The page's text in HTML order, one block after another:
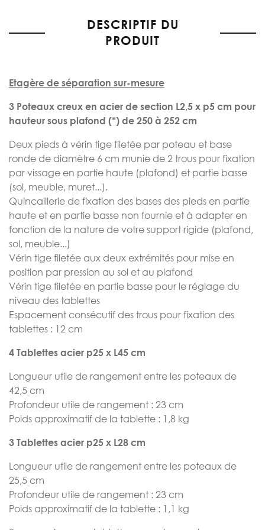
of
DESCRIPTIF DU
PRODUIT
Etagère de séparation sur-mesure
3 Poteaux creux en acier de section L2,5 x p5 cm pour
hauteur sous plafond (*) de 250 à 252 cm
Deux pieds à vérin tige filetée par poteau et base
ronde de diamètre 6 cm munie de 2 trous pour fixation
par vissage en partie haute (plafond) et partie basse
(sol, meuble, muret...).
Quincaillerie de fixation des bases des pieds en partie
haute et en partie basse non fournie et à adapter en
fonction de la nature de votre support rigide (plafond,
sol, meuble...)
Vérin tige filetée aux deux extrémités pour mise en
position par pression au sol et au plafond
Vérin tige filetée en partie basse pour le réglage du
niveau des tablettes
Espacement consécutif des trous pour fixation des
tablettes : 12 cm
4 Tablettes acier p25 x L45 cm
Longueur utile de rangement entre les poteaux de
42,5 cm
Profondeur utile de rangement : 23 cm
Poids approximatif de la tablette : 1,8 kg
3 Tablettes acier p25 x L28 cm
Longueur utile de rangement entre les poteaux de
25,5 cm
Profondeur utile de rangement : 23 cm
Poids approximatif de la tablette : 1,1 kg